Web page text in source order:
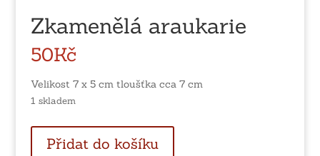
Zkamenělá araukarie
50Kč
Velikost 7 x 5 cm tloušťka cca 7 cm
1 skladem
araukarie
Přidat do košíku